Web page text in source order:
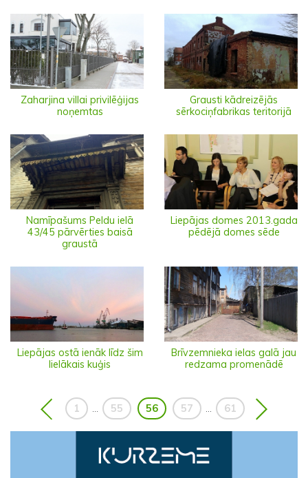
Zaharjina villai privilēģijas
noņemtas
Grausti kādreizējās
sērkociņfabrikas teritorijā
Namīpašums Peldu ielā
43/45 pārvērties baisā
graustā
Liepājas domes 2013.gada
pēdējā domes sēde
Liepājas ostā ienāk līdz šim
lielākais kuģis
Brīvzemnieka ielas galā jau
redzama promenādē
1 55 56 57 61